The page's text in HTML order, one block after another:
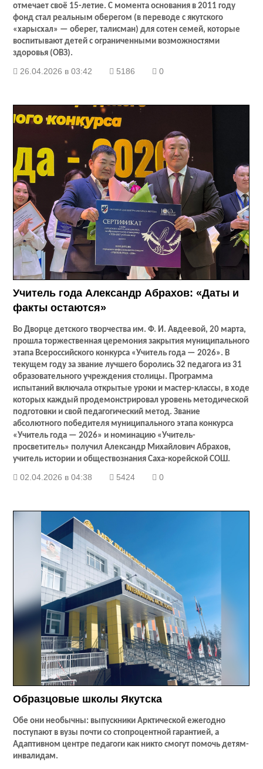
отмечает своё 15-летие. С момента основания в 2011 году
фонд стал реальным оберегом (в переводе с якутского
«харысхал» — оберег, талисман) для сотен семей, которые
воспитывают детей с ограниченными возможностями
здоровья (ОВЗ).
26.04.2026 в 03:42 5186 0
Учитель года Александр Абрахов: «Даты и
факты остаются»
Во Дворце детского творчества им. Ф. И. Авдеевой, 20 марта,
прошла торжественная церемония закрытия муниципального
этапа Всероссийского конкурса «Учитель года — 2026». В
текущем году за звание лучшего боролись 32 педагога из 31
образовательного учреждения столицы. Программа
испытаний включала открытые уроки и мастер-классы, в ходе
которых каждый продемонстрировал уровень методической
подготовки и свой педагогический метод. Звание
абсолютного победителя муниципального этапа конкурса
«Учитель года — 2026» и номинацию «Учитель-
просветитель» получил Александр Михайлович Абрахов,
учитель истории и обществознания Саха-корейской СОШ.
02.04.2026 в 04:38 5424 0
Образцовые школы Якутска
Обе они необычны: выпускники Арктической ежегодно
поступают в вузы почти со стопроцентной гарантией, а
Адаптивном центре педагоги как никто смогут помочь детям-
инвалидам.